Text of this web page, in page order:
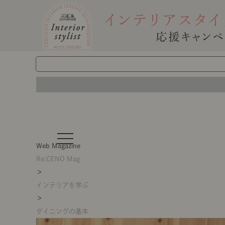
t
o
g
n
a
g
a
Web Magazine
Re:CENO Mag
＞
インテリアを学ぶ
＞
ダイニングの基本